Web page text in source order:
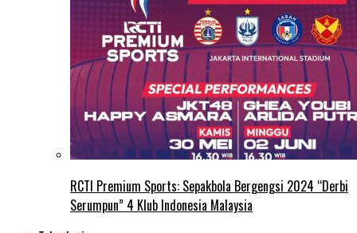
RCTI Premium Sports: Sepakbola Bergengsi 2024 “Derbi
Serumpun” 4 Klub Indonesia Malaysia